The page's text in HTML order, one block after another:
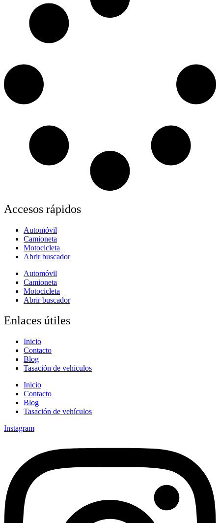
Accesos rápidos
Automóvil
Camioneta
Motocicleta
Abrir buscador
Automóvil
Camioneta
Motocicleta
Abrir buscador
Enlaces útiles
Inicio
Contacto
Blog
Tasación de vehículos
Inicio
Contacto
Blog
Tasación de vehículos
Instagram